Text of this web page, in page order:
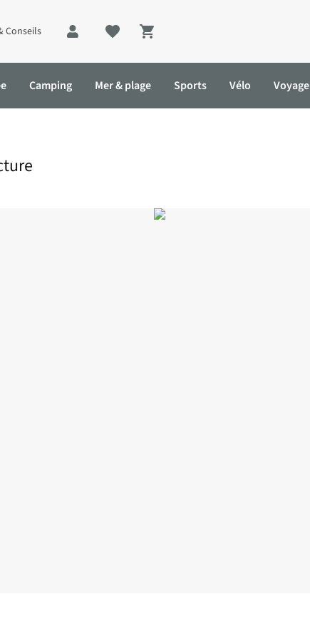
Conseils
Shopping cart
Camping Mer & plage Sports Vélo Voyage